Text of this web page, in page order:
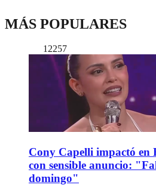
MÁS POPULARES
12257
Cony Capelli impactó en
con sensible anuncio:
domingo"